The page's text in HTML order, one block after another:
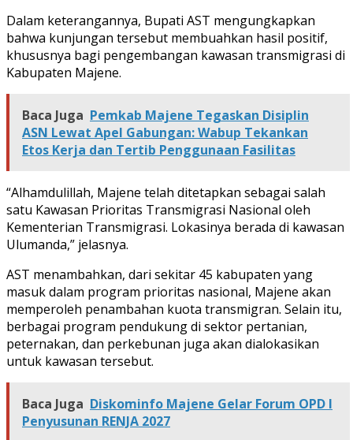
Dalam keterangannya, Bupati AST mengungkapkan
bahwa kunjungan tersebut membuahkan hasil positif,
khususnya bagi pengembangan kawasan transmigrasi di
Kabupaten Majene.
Baca Juga Pemkab Majene Tegaskan Disiplin
ASN Lewat Apel Gabungan: Wabup Tekankan
Etos Kerja dan Tertib Penggunaan Fasilitas
“Alhamdulillah, Majene telah ditetapkan sebagai salah
satu Kawasan Prioritas Transmigrasi Nasional oleh
Kementerian Transmigrasi. Lokasinya berada di kawasan
Ulumanda,” jelasnya.
AST menambahkan, dari sekitar 45 kabupaten yang
masuk dalam program prioritas nasional, Majene akan
memperoleh penambahan kuota transmigran. Selain itu,
berbagai program pendukung di sektor pertanian,
peternakan, dan perkebunan juga akan dialokasikan
untuk kawasan tersebut.
Baca Juga Diskominfo Majene Gelar Forum OPD I
Penyusunan RENJA 2027